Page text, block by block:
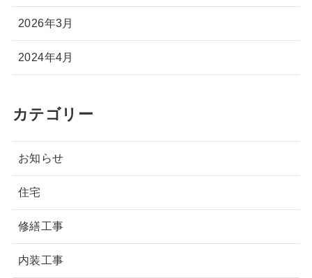
2026年3月
2024年4月
カテゴリー
お知らせ
住宅
修繕工事
内装工事